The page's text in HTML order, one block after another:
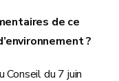
de ce
?
Conseil du 7 juin